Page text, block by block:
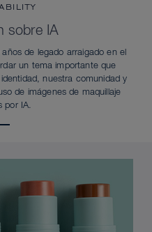
sobre IA
de legado arraigado en el
un tema importante que
nuestra comunidad y
de imágenes de maquillaje
por IA.